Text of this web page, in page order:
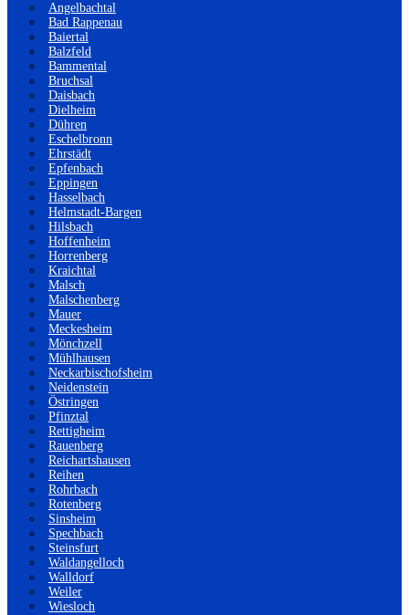
Angelbachtal
Bad Rappenau
Baiertal
Balzfeld
Bammental
Bruchsal
Daisbach
Dielheim
Dühren
Eschelbronn
Ehrstädt
Epfenbach
Eppingen
Hasselbach
Helmstadt-Bargen
Hilsbach
Hoffenheim
Horrenberg
Kraichtal
Malsch
Malschenberg
Mauer
Meckesheim
Mönchzell
Mühlhausen
Neckarbischofsheim
Neidenstein
Östringen
Pfinztal
Rettigheim
Rauenberg
Reichartshausen
Reihen
Rohrbach
Rotenberg
Sinsheim
Spechbach
Steinsfurt
Waldangelloch
Walldorf
Weiler
Wiesloch